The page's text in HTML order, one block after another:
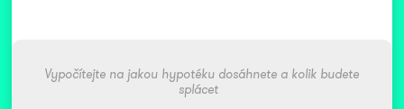
Vypočítejte na jakou hypotéku dosáhnete a kolik budete
splácet